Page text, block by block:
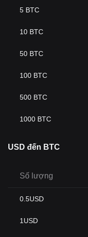
5 BTC
10 BTC
50 BTC
100 BTC
500 BTC
1000 BTC
USD đến BTC
Số lượng
0.5USD
1 USD